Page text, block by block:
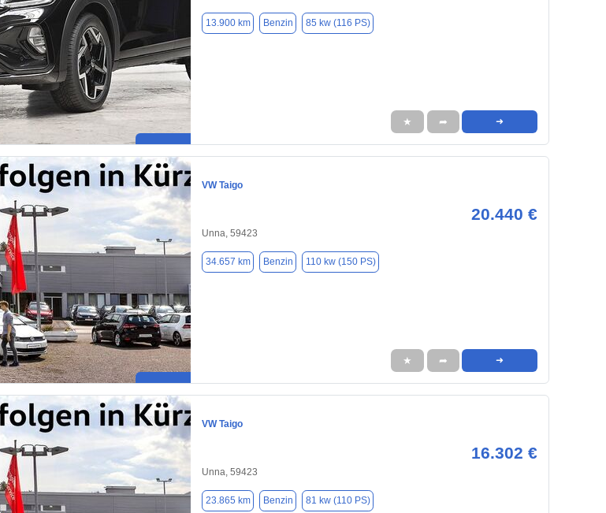
13.900 km Benzin 85 kw (116 PS)
★ ➦ ➜
VW Taigo
20.440 €
Unna, 59423
34.657 km Benzin 110 kw (150 PS)
★ ➦ ➜
VW Taigo
16.302 €
Unna, 59423
23.865 km Benzin 81 kw (110 PS)